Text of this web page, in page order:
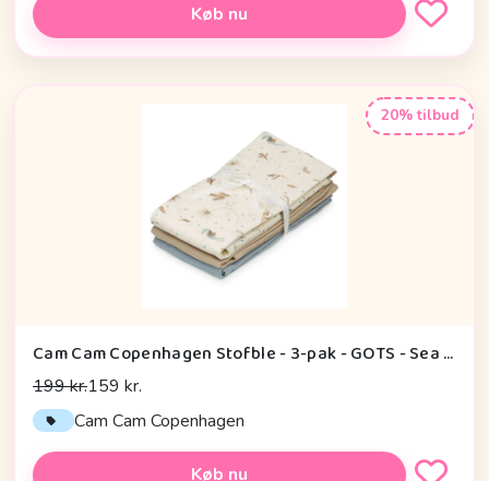
Køb nu
20% tilbud
Cam Cam Copenhagen Stofble - 3-pak - GOTS - Sea Garden
199 kr.159 kr.
Cam Cam Copenhagen
Køb nu